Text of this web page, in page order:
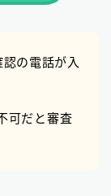
の電話が入
可だと審査